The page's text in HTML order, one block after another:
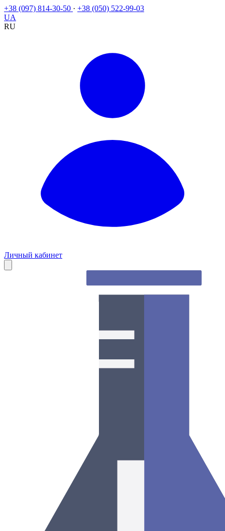
+38 (097) 814-30-50 · +38 (050) 522-99-03
UA
RU
Личный кабинет